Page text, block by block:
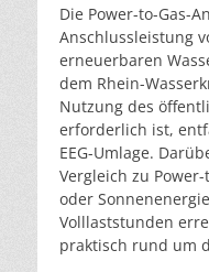
Die Power-to-Gas-
Anschlussleistung
erneuerbaren
dem Rhein-
Nutzung des
erforderlich ist,
EEG-Umlage.
Vergleich zu
oder
Volllaststunden
praktisch rund um